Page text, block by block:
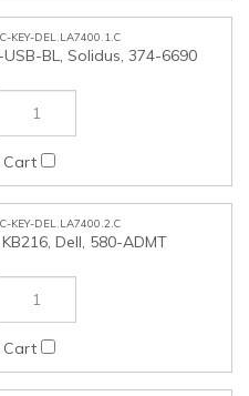
KEY-DEL.LA7400.2.C
Dell, 580-ADMT
KEY-DEL.LA7400.3.C